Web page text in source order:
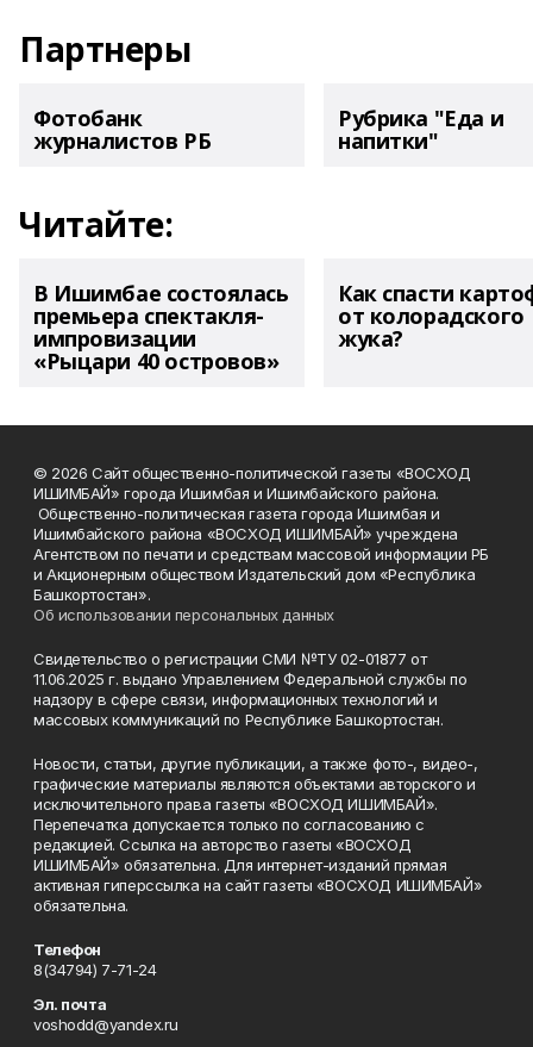
Партнеры
Фотобанк
журналистов РБ
Рубрика "Еда и
напитки"
Читайте:
В Ишимбае состоялась
премьера спектакля-
импровизации
«Рыцари 40 островов»
Как спасти
от колорадского
жука?
© 2026 Сайт общественно-политической газеты «ВОСХОД
ИШИМБАЙ» города Ишимбая и Ишимбайского района.
Общественно-политическая газета города Ишимбая и
Ишимбайского района «ВОСХОД ИШИМБАЙ» учреждена
Агентством по печати и средствам массовой информации РБ
и Акционерным обществом Издательский дом «Республика
Башкортостан».
Об использовании персональных данных
Свидетельство о регистрации СМИ №ТУ 02-01877 от
11.06.2025 г. выдано Управлением Федеральной службы по
надзору в сфере связи, информационных технологий и
массовых коммуникаций по Республике Башкортостан.
Новости, статьи, другие публикации, а также фото-, видео-,
графические материалы являются объектами авторского и
исключительного права газеты «ВОСХОД ИШИМБАЙ».
Перепечатка допускается только по согласованию с
редакцией. Ссылка на авторство газеты «ВОСХОД
ИШИМБАЙ» обязательна. Для интернет-изданий прямая
активная гиперссылка на сайт газеты «ВОСХОД ИШИМБАЙ»
обязательна.
Телефон
8(34794) 7-71-24
Эл. почта
voshodd@yandex.ru